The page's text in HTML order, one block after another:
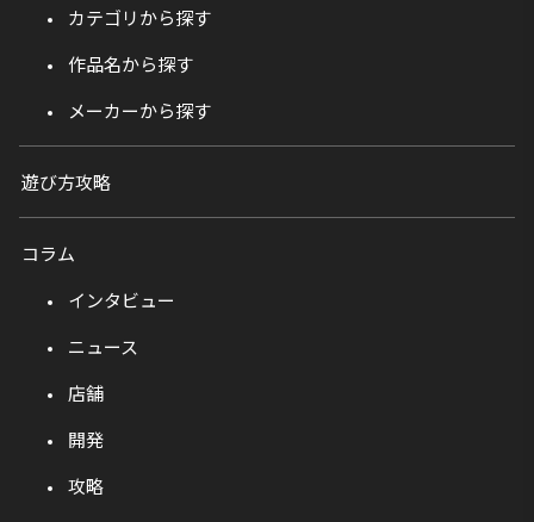
カテゴリから探す
作品名から探す
メーカーから探す
遊び方攻略
コラム
インタビュー
ニュース
店舗
開発
攻略